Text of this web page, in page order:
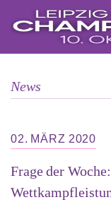
Inhalt
springen
News
02. MÄRZ 2020
Frage der